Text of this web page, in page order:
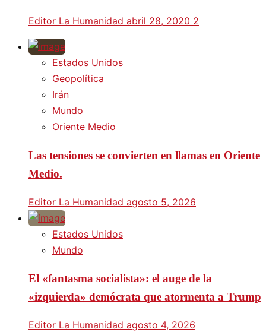
Editor La Humanidad abril 28, 2020 2
Estados Unidos
Geopolítica
Irán
Mundo
Oriente Medio
Las tensiones se convierten en llamas en Oriente
Medio.
Editor La Humanidad agosto 5, 2026
Estados Unidos
Mundo
El «fantasma socialista»: el auge de la
«izquierda» demócrata que atormenta a Trump
Editor La Humanidad agosto 4, 2026